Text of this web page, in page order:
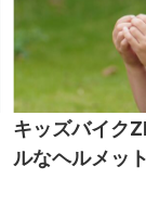
キッズバイク
ルなヘルメッ